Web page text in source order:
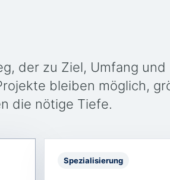
der zu Ziel, Umfang und
bleiben möglich,
die nötige Tiefe.
Spezialisierung